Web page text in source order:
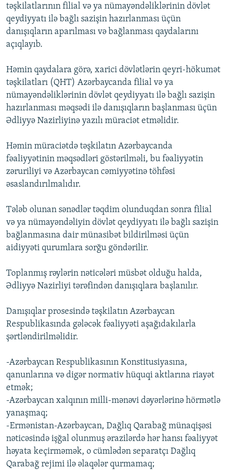
BIZIMLƏ ƏLAQƏ
XƏBƏR BÜLLETENLƏRIMIZ
təşkilatlarının filial və ya nümayəndəliklərinin dövlət
qeydiyyatı ilə bağlı sazişin hazırlanması üçün
danışıqların aparılması və bağlanması qaydalarını
açıqlayıb.
Həmin qaydalara görə, xarici dövlətlərin qeyri-hökumət
təşkilatları (QHT) Azərbaycanda filial və ya
nümayəndəliklərinin dövlət qeydiyyatı ilə bağlı sazişin
hazırlanması məqsədi ilə danışıqların başlanması üçün
Ədliyyə Nazirliyinə yazılı müraciət etməlidir.
Həmin müraciətdə təşkilatın Azərbaycanda
fəaliyyətinin məqsədləri göstərilməli, bu fəaliyyətin
zəruriliyi və Azərbaycan cəmiyyətinə töhfəsi
əsaslandırılmalıdır.
Tələb olunan sənədlər təqdim olunduqdan sonra filial
və ya nümayəndəliyin dövlət qeydiyyatı ilə bağlı sazişin
bağlanmasına dair münasibət bildirilməsi üçün
aidiyyəti qurumlara sorğu göndərilir.
Toplanmış rəylərin nəticələri müsbət olduğu halda,
Ədliyyə Nazirliyi tərəfindən danışıqlara başlanılır.
Danışıqlar prosesində təşkilatın Azərbaycan
Respublikasında gələcək fəaliyyəti aşağıdakılarla
şərtləndirilməlidir.
-Azərbaycan Respublikasının Konstitusiyasına,
qanunlarına və digər normativ hüquqi aktlarına riayət
etmək;
-Azərbaycan xalqının milli-mənəvi dəyərlərinə hörmətlə
yanaşmaq;
-Ermənistan-Azərbaycan, Dağlıq Qarabağ münaqişəsi
nəticəsində işğal olunmuş ərazilərdə hər hansı fəaliyyət
həyata keçirməmək, o cümlədən separatçı Dağlıq
Qarabağ rejimi ilə əlaqələr qurmamaq;